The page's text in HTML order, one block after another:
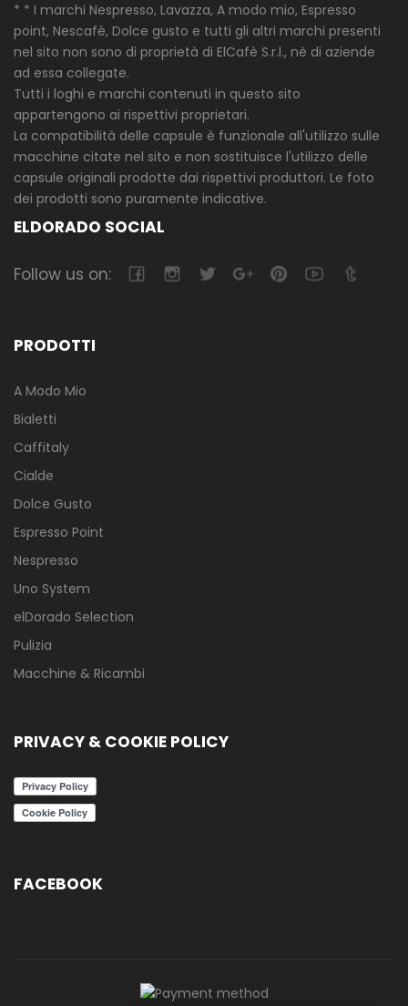
* * I marchi Nespresso, Lavazza, A modo mio, Espresso
point, Nescafè, Dolce gusto e tutti gli altri marchi presenti
nel sito non sono di proprietà di ElCafè S.r.l., nè di aziende
ad essa collegate.
Tutti i loghi e marchi contenuti in questo sito
appartengono ai rispettivi proprietari.
La compatibilità delle capsule è funzionale all'utilizzo sulle
macchine citate nel sito e non sostituisce l'utilizzo delle
capsule originali prodotte dai rispettivi produttori. Le foto
dei prodotti sono puramente indicative.
ELDORADO SOCIAL
Follow us on:
PRODOTTI
A Modo Mio
Bialetti
Caffitaly
Cialde
Dolce Gusto
Espresso Point
Nespresso
Uno System
elDorado Selection
Pulizia
Macchine & Ricambi
PRIVACY & COOKIE POLICY
FACEBOOK